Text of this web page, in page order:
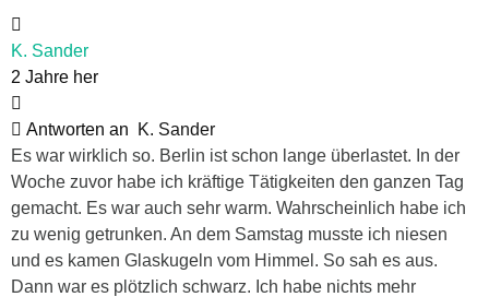
K. Sander
2 Jahre her
Antworten an
K. Sander
Es war wirklich so. Berlin ist schon lange überlastet. In der
Woche zuvor habe ich kräftige Tätigkeiten den ganzen Tag
gemacht. Es war auch sehr warm. Wahrscheinlich habe ich
zu wenig getrunken. An dem Samstag musste ich niesen
und es kamen Glaskugeln vom Himmel. So sah es aus.
Dann war es plötzlich schwarz. Ich habe nichts mehr